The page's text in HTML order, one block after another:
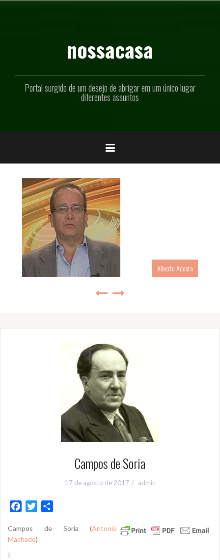
nossacasa
Portal surgido de um desejo de abrigar em um único lugar
diferentes assuntos
Alberto Acosta
Campos de Soria
17 de agosto de 2017 admin
c
e
Campos de Soria (Antonio
Machado)
I